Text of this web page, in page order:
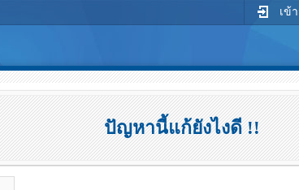
เข้
ปัญหานี้แก้ยังไงดี !!